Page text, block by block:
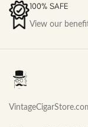
100% SAFE
View our